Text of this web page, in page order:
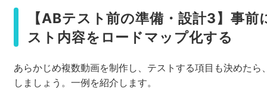
【ABテスト前の準備・設計3】事
スト内容をロードマップ化する
あらかじめ複数動画を制作し、テストする項目も決めたら
しましょう。一例を紹介します。